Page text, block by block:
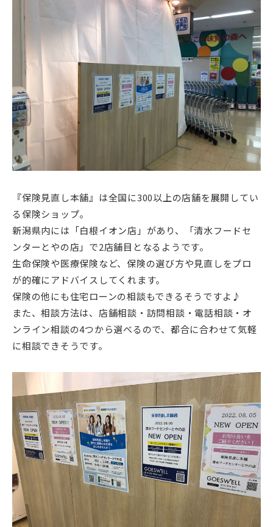
『保険見直し本舗』は全国に300以上の店舗を展開してい
る保険ショップ。
新潟県内には「白根イオン店」があり、「清水フードセ
ンターとやの店」で2店舗目となるようです。
生命保険や医療保険など、保険の選び方や見直しをプロ
が的確にアドバイスしてくれます。
保険の他にも住宅ローンの相談もできるそうですよ♪
また、相談方法は、店舗相談・訪問相談・電話相談・オ
ンライン相談の4つから選べるので、都合に合わせて気軽
に相談できそうです。